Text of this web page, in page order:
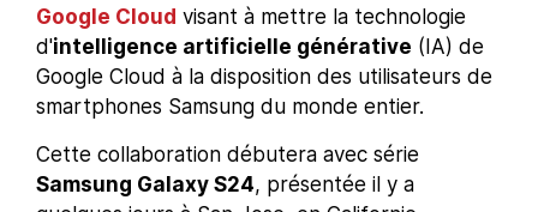
Google Cloud visant à mettre la technologie
d'intelligence artificielle générative (IA) de
Google Cloud à la disposition des utilisateurs de
smartphones Samsung du monde entier.
Cette collaboration débutera avec série
Samsung Galaxy S24, présentée il y a